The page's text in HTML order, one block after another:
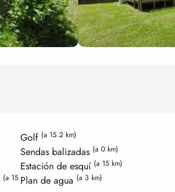
Golf (a 15.2 km)
Sendas balizadas (a 0 km)
Estación de esquí (a 15 km)
(a 15 Plan de agua (a 3 km)